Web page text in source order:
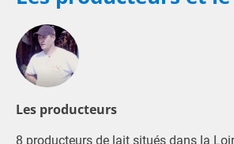
Les producteurs
8 producteurs de lait situés dans la